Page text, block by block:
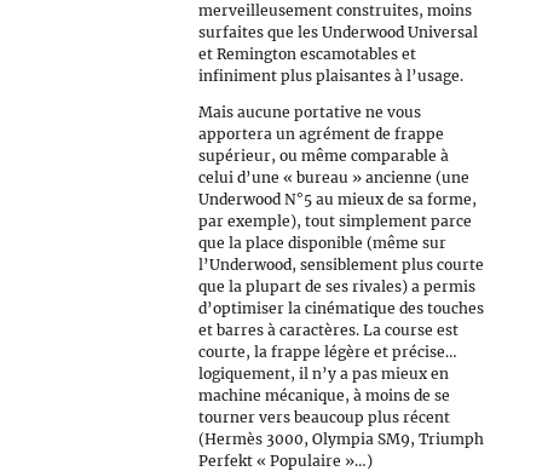
merveilleusement construites, moins
surfaites que les Underwood Universal
et Remington escamotables et
infiniment plus plaisantes à l’usage.
Mais aucune portative ne vous
apportera un agrément de frappe
supérieur, ou même comparable à
celui d’une « bureau » ancienne (une
Underwood N°5 au mieux de sa forme,
par exemple), tout simplement parce
que la place disponible (même sur
l’Underwood, sensiblement plus courte
que la plupart de ses rivales) a permis
d’optimiser la cinématique des touches
et barres à caractères. La course est
courte, la frappe légère et précise…
logiquement, il n’y a pas mieux en
machine mécanique, à moins de se
tourner vers beaucoup plus récent
(Hermès 3000, Olympia SM9, Triumph
Perfekt « Populaire »…)